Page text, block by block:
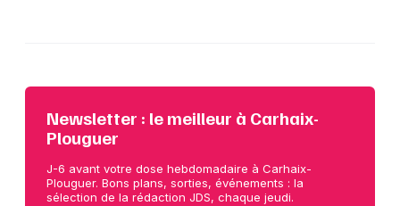
Newsletter : le meilleur à Carhaix-
Plouguer
J-6 avant votre dose hebdomadaire à Carhaix-
Plouguer. Bons plans, sorties, événements : la
sélection de la rédaction JDS, chaque jeudi.